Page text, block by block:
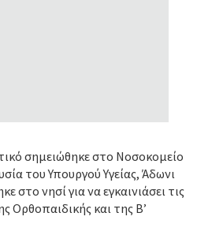
σημειώθηκε στο Νοσοκομείο
του Υπουργού Υγείας, Άδωνι
στο νησί για να εγκαινιάσει τις
Ορθοπαιδικής και της Β’